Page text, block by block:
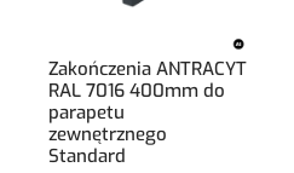
Zakończenia ANTRACYT
RAL 7016 400mm do
parapetu
zewnętrznego
Standard